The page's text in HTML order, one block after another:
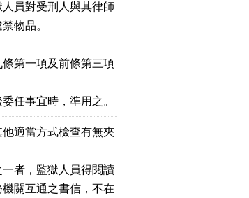
員對受刑人與其律師
物品。
第一項及前條第三項
任事宜時，準用之。
適當方式檢查有無夾
者，監獄人員得閱讀
關互通之書信，不在